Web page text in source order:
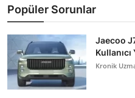
Popüler Sorunlar
Jaecoo
Kullanıcı
Kronik